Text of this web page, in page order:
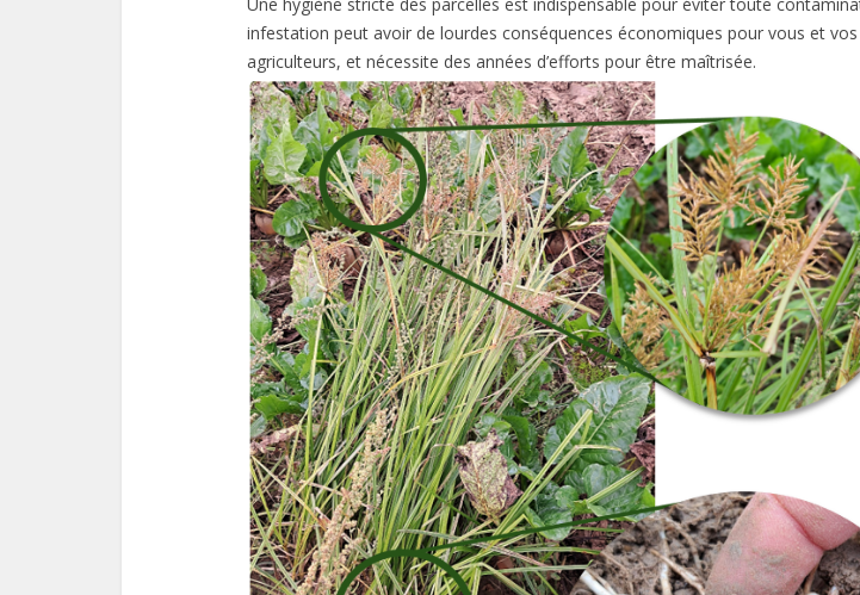
infestation peut avoir de lourdes conséquences économiques pour vous et
agriculteurs, et nécessite des années d’efforts pour être maîtrisée.